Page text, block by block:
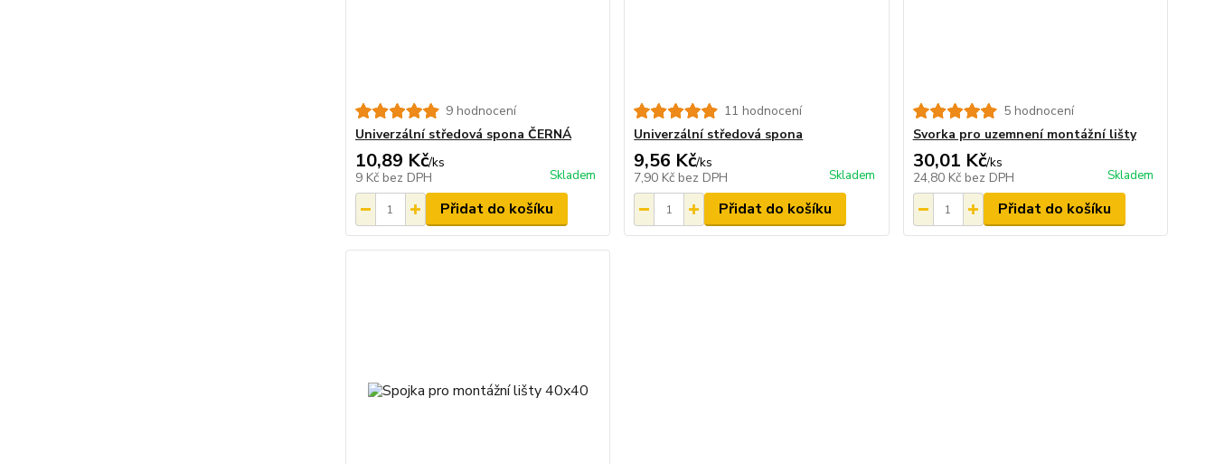
9 hodnocení
Univerzální středová spona ČERNÁ
10,89 Kč/ks
9 Kč bez DPH Skladem
Přidat do košíku
11 hodnocení
Univerzální středová spona
9,56 Kč/ks
7,90 Kč bez DPH Skladem
Přidat do košíku
5 hodnocení
Svorka pro uzemnení montážní lišty
30,01 Kč/ks
24,80 Kč bez DPH Skladem
Přidat do košíku